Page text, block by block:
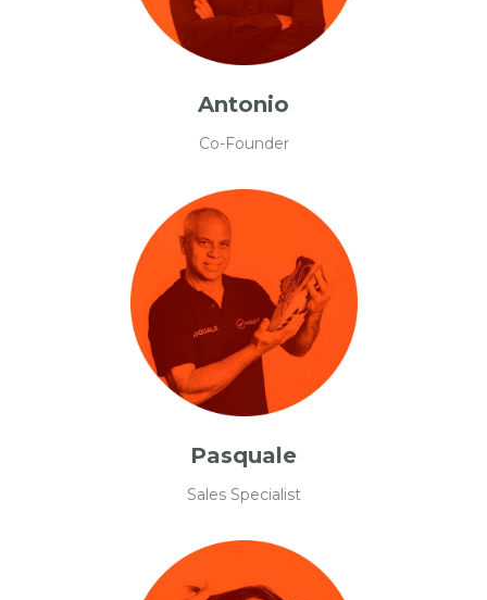
Antonio
Co-Founder
Pasquale
Sales Specialist